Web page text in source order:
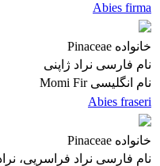
Abies firma
خانواده Pinaceae
نام فارسی نراد ژاپنی
نام انگلیسیMomi Fir
Abies fraseri
خانواده Pinaceae
نام فارسی نراد فراسریی،